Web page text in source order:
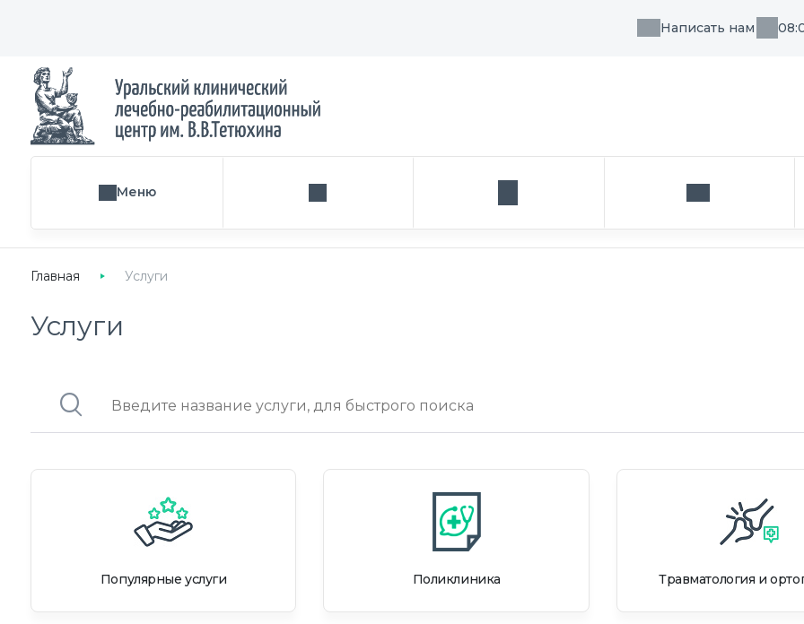
Написать нам
Меню Поиск услуги, направления или врача Написать нам
Главная Услуги
Услуги
Популярные услуги Поликлиника Травматология и